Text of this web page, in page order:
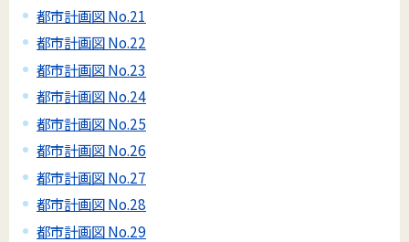
都市計画図 No.21
都市計画図 No.22
都市計画図 No.23
都市計画図 No.24
都市計画図 No.25
都市計画図 No.26
都市計画図 No.27
都市計画図 No.28
都市計画図 No.29